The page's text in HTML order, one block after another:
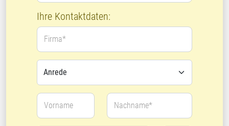
Ihre Kontaktdaten:
Firma*
Vorname Nachname*